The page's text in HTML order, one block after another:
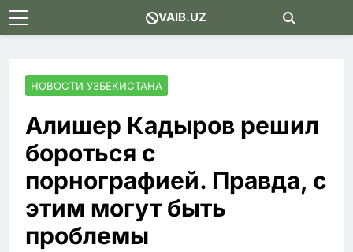
Skip
to
VAIB.UZ
НОВОСТИ УЗБЕКИСТАНА
Алишер Кадыров решил
бороться с
порнографией. Правда, с
этим могут быть
проблемы